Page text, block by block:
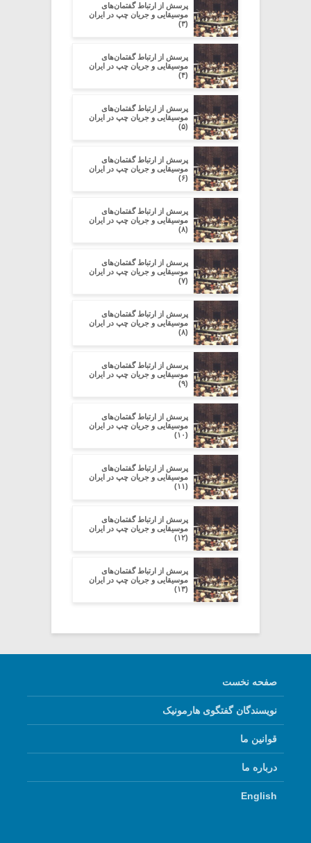
پرسش از ارتباط گفتمان‌های
موسیقایی و جریان چپ در ایران
(۳)
پرسش از ارتباط گفتمان‌های
موسیقایی و جریان چپ در ایران
(۴)
پرسش از ارتباط گفتمان‌های
موسیقایی و جریان چپ در ایران
(۵)
پرسش از ارتباط گفتمان‌های
موسیقایی و جریان چپ در ایران
(۶)
پرسش از ارتباط گفتمان‌های
موسیقایی و جریان چپ در ایران
(۸)
پرسش از ارتباط گفتمان‌های
موسیقایی و جریان چپ در ایران
(۷)
پرسش از ارتباط گفتمان‌های
موسیقایی و جریان چپ در ایران
(۸)
پرسش از ارتباط گفتمان‌های
موسیقایی و جریان چپ در ایران
(۹)
پرسش از ارتباط گفتمان‌های
موسیقایی و جریان چپ در ایران
(۱۰)
پرسش از ارتباط گفتمان‌های
موسیقایی و جریان چپ در ایران
(۱۱)
پرسش از ارتباط گفتمان‌های
موسیقایی و جریان چپ در ایران
(۱۲)
پرسش از ارتباط گفتمان‌های
موسیقایی و جریان چپ در ایران
(۱۳)
صفحه نخست
نویسندگان گفتگوی هارمونیک
قوانین ما
درباره ما
English